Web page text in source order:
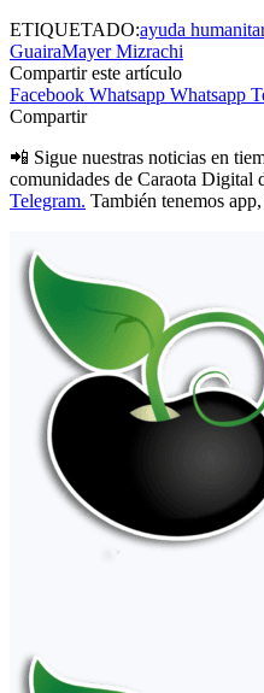
ETIQUETADO:ayuda
GuairaMayer Mizrachi
Compartir este artículo
Facebook Whatsapp Whatsapp
Compartir
📲 Sigue nuestras noticias en
comunidades de Caraota Digital
Telegram. También tenemos